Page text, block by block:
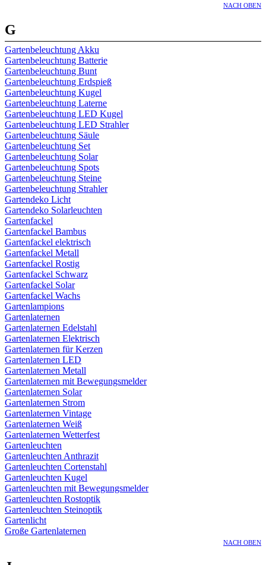
NACH OBEN
G
Gartenbeleuchtung Akku
Gartenbeleuchtung Batterie
Gartenbeleuchtung Bunt
Gartenbeleuchtung Erdspieß
Gartenbeleuchtung Kugel
Gartenbeleuchtung Laterne
Gartenbeleuchtung LED Kugel
Gartenbeleuchtung LED Strahler
Gartenbeleuchtung Säule
Gartenbeleuchtung Set
Gartenbeleuchtung Solar
Gartenbeleuchtung Spots
Gartenbeleuchtung Steine
Gartenbeleuchtung Strahler
Gartendeko Licht
Gartendeko Solarleuchten
Gartenfackel
Gartenfackel Bambus
Gartenfackel elektrisch
Gartenfackel Metall
Gartenfackel Rostig
Gartenfackel Schwarz
Gartenfackel Solar
Gartenfackel Wachs
Gartenlampions
Gartenlaternen
Gartenlaternen Edelstahl
Gartenlaternen Elektrisch
Gartenlaternen für Kerzen
Gartenlaternen LED
Gartenlaternen Metall
Gartenlaternen mit Bewegungsmelder
Gartenlaternen Solar
Gartenlaternen Strom
Gartenlaternen Vintage
Gartenlaternen Weiß
Gartenlaternen Wetterfest
Gartenleuchten
Gartenleuchten Anthrazit
Gartenleuchten Cortenstahl
Gartenleuchten Kugel
Gartenleuchten mit Bewegungsmelder
Gartenleuchten Rostoptik
Gartenleuchten Steinoptik
Gartenlicht
Große Gartenlaternen
NACH OBEN